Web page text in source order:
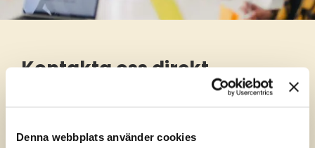
Denna webbplats använder cookies
Kontakta oss direkt
Vill du veta mer om hur vi på TNG kan hjälpa dig att rekrytera
formuläret så blir du strax uppringd av en av våra erfarna